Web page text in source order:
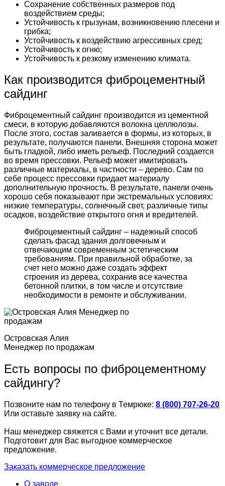
Сохранение собственных размеров под
воздействием среды;
Устойчивость к грызунам, возникновению плесени и
грибка;
Устойчивость к воздействию агрессивных сред;
Устойчивость к огню;
Устойчивость к резкому изменению климата.
Как производится фиброцементный
сайдинг
Фиброцементный сайдинг производится из цементной
смеси, в которую добавляются волокна целлюлозы.
После этого, состав заливается в формы, из которых, в
результате, получаются панели. Внешняя сторона может
быть гладкой, либо иметь рельеф. Последний создается
во время прессовки. Рельеф может имитировать
различные материалы, в частности – дерево. Сам по
себе процесс прессовки придает материалу
дополнительную прочность. В результате, панели очень
хорошо себя показывают при экстремальных условиях:
низкие температуры, солнечный свет, различные типы
осадков, воздействие открытого огня и вредителей.
Фиброцементный сайдинг – надежный способ
сделать фасад здания долговечным и
отвечающим современным эстетическим
требованиям. При правильной обработке, за
счет него можно даже создать эффект
строения из дерева, сохранив все качества
бетонной плитки, в том числе и отсутствие
необходимости в ремонте и обслуживании.
Островская Алия
Менеджер по продажам
Есть вопросы по фиброцементному
сайдингу?
Позвоните нам по телефону в Темрюке: 8 (800) 707-26-20
Или оставьте заявку на сайте.
Наш менеджер свяжется с Вами и уточнит все детали.
Подготовит для Вас выгодное коммерческое
предложение.
Заказать коммерческое предложение
О заводе